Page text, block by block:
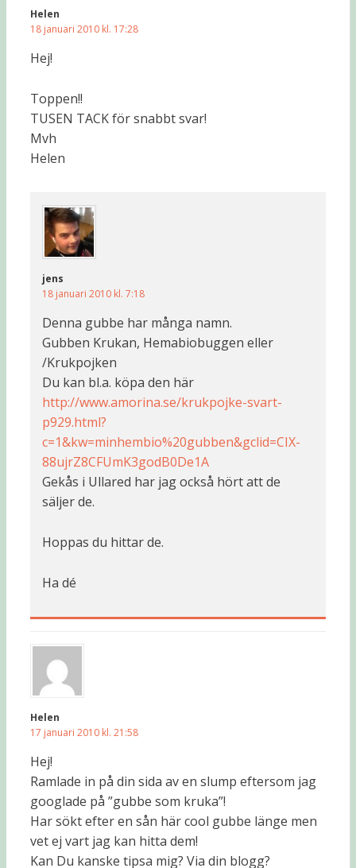
Helen
18 januari 2010 kl. 17:28
Hej!
Toppen!!
TUSEN TACK för snabbt svar!
Mvh
Helen
jens
18 januari 2010 kl. 7:18
Denna gubbe har många namn.
Gubben Krukan, Hemabiobuggen eller
/Krukpojken
Du kan bl.a. köpa den här
http://www.amorina.se/krukpojke-svart-
p929.html?
c=1&kw=minhembio%20gubben&gclid=CIX-
88ujrZ8CFUmK3godB0De1A
Gekås i Ullared har jag också hört att de
säljer de.
Hoppas du hittar de.
Ha dé
Helen
17 januari 2010 kl. 21:58
Hej!
Ramlade in på din sida av en slump eftersom jag
googlade på ”gubbe som kruka”!
Har sökt efter en sån här cool gubbe länge men
vet ej vart jag kan hitta dem!
Kan Du kanske tipsa mig? Via din blogg?